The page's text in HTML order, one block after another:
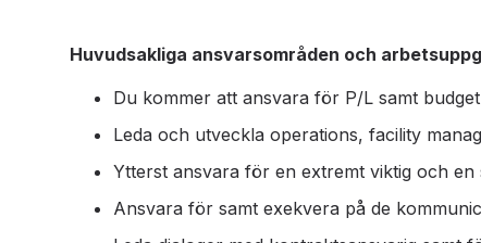
Huvudsakliga ansvarsområden och
Du kommer att ansvara för P/L samt
Leda och utveckla operations, facility
Ytterst ansvara för en extremt viktig och en
Ansvara för samt exekvera på de